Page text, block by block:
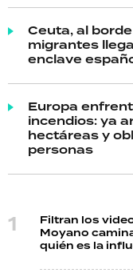
Ceuta, al
migrantes
enclave
Europa
incendios: ya
hectáreas y
personas
Filtran los
Moyano
quién es la